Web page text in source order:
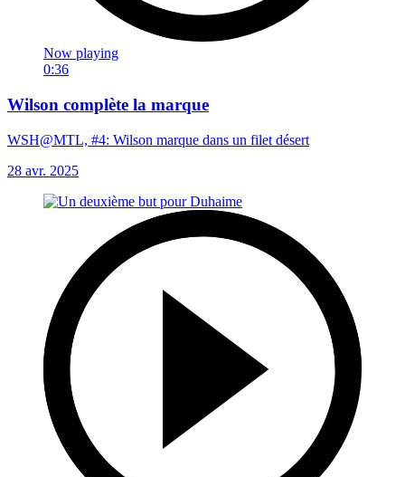
Now playing
0:36
Wilson complète la marque
WSH@MTL, #4: Wilson marque dans un filet désert
28 avr. 2025